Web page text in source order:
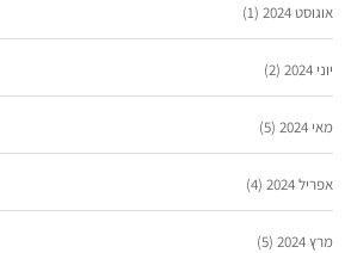
אוגוסט 2024 (1)
יוני 2024 (2)
מאי 2024 (5)
אפריל 2024 (4)
מרץ 2024 (5)